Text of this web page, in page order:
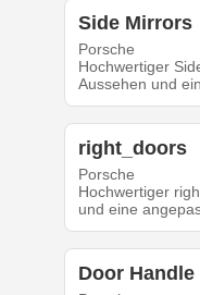
Side Mirrors
Porsche
Hochwertiger
Aussehen und
right_doors
Porsche
Hochwertiger
und eine
Door Handle